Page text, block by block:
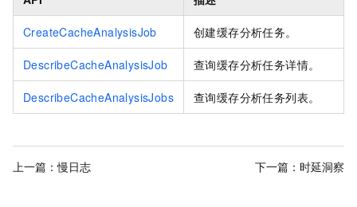
CreateCacheAnalysisJob 创建缓存分析任务。
DescribeCacheAnalysisJob 查询缓存分析任务详情。
DescribeCacheAnalysisJobs 查询缓存分析任务列表。
上一篇：慢日志 下一篇： 时延洞察